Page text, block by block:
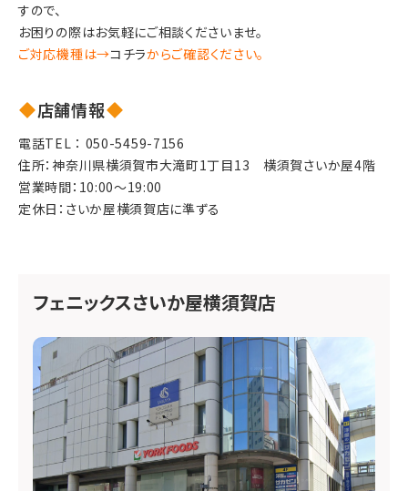
すので、
お困りの際はお気軽にご相談くださいませ。
ご対応機種は→コチラからご確認ください。
店舗情報
電話TEL ： 050-5459-7156
住所：神奈川県横須賀市大滝町1丁目13　横須賀さいか屋4階
営業時間：10:00～19:00
定休日：さいか屋横須賀店に準ずる
フェニックスさいか屋横須賀店